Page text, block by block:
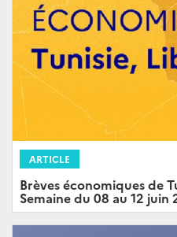
ARTICLE
Brèves économiques de
Semaine du 08 au 12 juin